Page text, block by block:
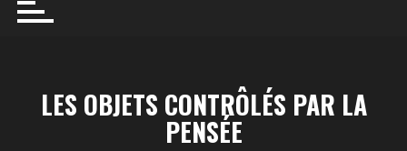
LES OBJETS CONTRÔLÉS PAR LA
PENSÉE